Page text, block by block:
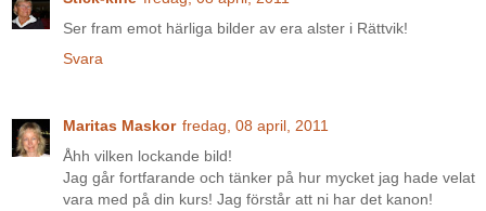
Ser fram emot härliga bilder av era alster i Rättvik!
Svara
Maritas Maskor fredag, 08 april, 2011
Åhh vilken lockande bild!
Jag går fortfarande och tänker på hur mycket jag hade velat
vara med på din kurs! Jag förstår att ni har det kanon!